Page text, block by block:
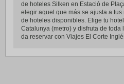
de hoteles Silken en Estació de
elegir aquel que más se ajusta a
de hoteles disponibles. Elige tu
Catalunya (metro) y disfruta de
da reservar con Viajes El Corte